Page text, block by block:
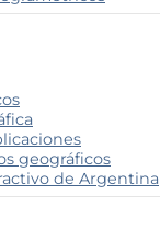
geográficos
de Argentina